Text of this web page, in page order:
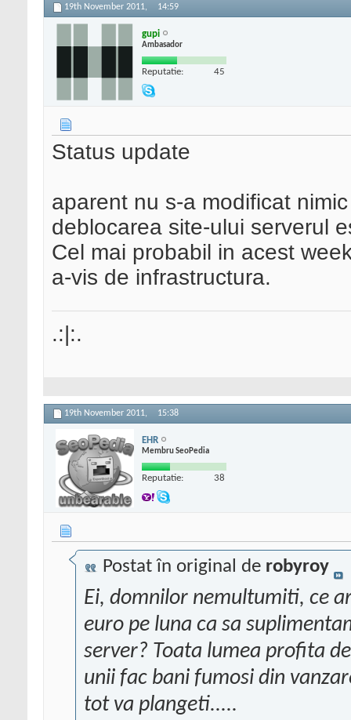
19th November 2011, 14:59
gupi
Ambasador
Reputatie: 45
Status update
aparent nu s-a modificat
deblocarea site-ului serverul
Cel mai probabil in acest
a-vis de infrastructura.
.:|:.
19th November 2011, 15:38
EHR
Membru SeoPedia
Reputatie: 38
Postat în original de robyroy
Ei, domnilor nemultumiti, ce
euro pe luna ca sa
server? Toata lumea profita
unii fac bani fumosi din
tot va plangeti.....